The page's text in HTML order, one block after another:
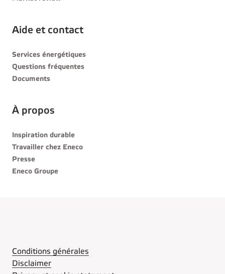
Aide et contact
Services énergétiques
Questions fréquentes
Documents
À propos
Inspiration durable
Travailler chez Eneco
Presse
Eneco Groupe
Conditions générales
Disclaimer